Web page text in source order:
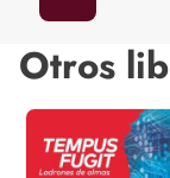
Otros